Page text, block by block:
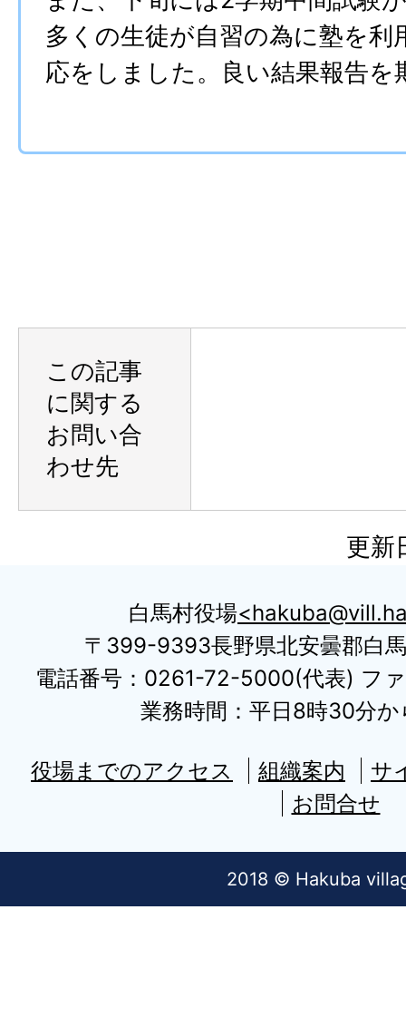
多くの生徒が自習の為に塾を利
応をしました。良い結果報告を
この記事
に関する
お問い合
わせ先
更新
白馬村役場
〒399-9393長野県北安曇郡白
電話番号：0261-72-5000(代表) フ
業務時間：平日8時30分か
役場までのアクセス 組織案内
サ
お問合せ
2018 © Hakuba